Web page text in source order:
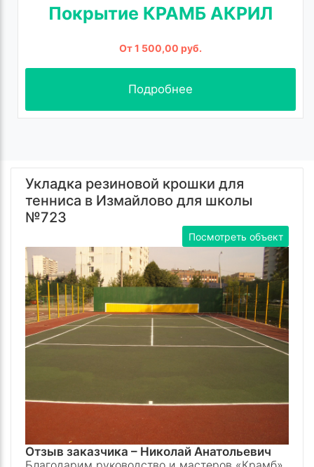
Покрытие КРАМБ АКРИЛ
От 1 500,00 руб.
Подробнее
Укладка резиновой крошки для
тенниса в Измайлово для школы
№723
Посмотреть объект
Отзыв заказчика – Николай Анатольевич